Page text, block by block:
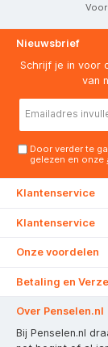
Nieuwsbrief
Schrijf je in voor
van
Door verder te
gelezen en onze
Klantenservice
Klantenservice
Onze voordelen
Betaling en
Over Penselen.nl
Bij Penselen.nl